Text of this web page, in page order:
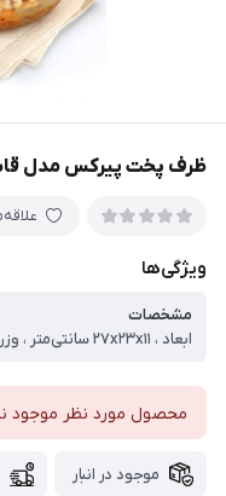
ظرف پخت پیرکس مدل قابلمه ای 2024
ویژگی‌ها
مشخصات
محصول مورد نظر موجود
موجود در انبار